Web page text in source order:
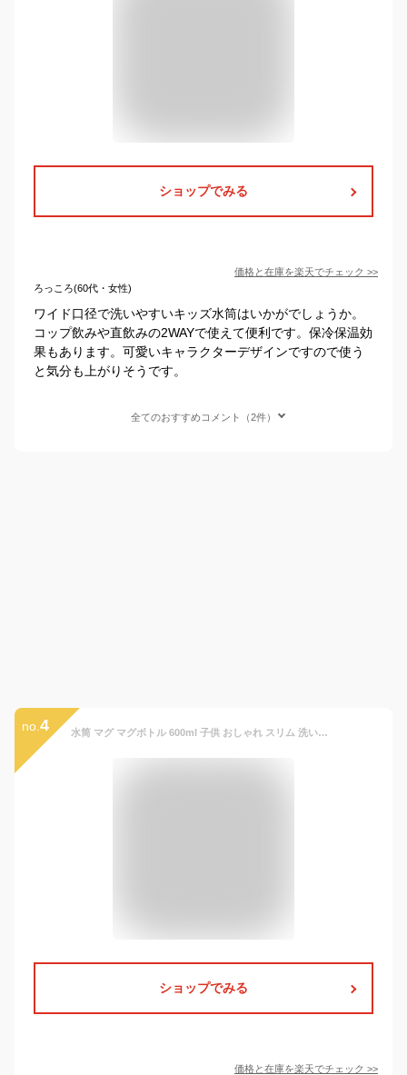
ショップでみる
価格と在庫を楽天でチェック >>
ろっころ(60代・女性)
ワイド口径で洗いやすいキッズ水筒はいかがでしょうか。
コップ飲みや直飲みの2WAYで使えて便利です。保冷保温効
果もあります。可愛いキャラクターデザインですので使う
と気分も上がりそうです。
全てのおすすめコメント（2件）
no. 4 水筒 マグ マグボトル 600ml 子供 おしゃれ スリム 洗いやすい 直飲み 保温 保冷 大人 軽量 かわいい 軽い ステンレス ボトル 真空断熱 ランチ キッズ ハンドル 持ち手 スクリュー アイリスオーヤマ fulme. FM-SR600 *
ショップでみる
価格と在庫を楽天でチェック >>